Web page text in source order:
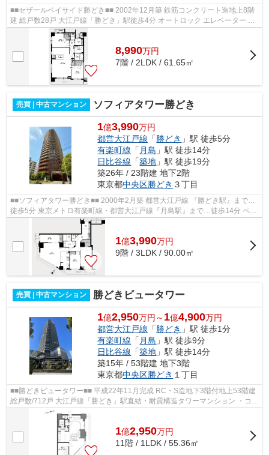
■■セザールベイサイド勝どき■■ 2002年12月築 鉄筋コンクリート造地上8階
建 総戸数28戸 大江戸線「勝どき」駅徒歩4分 オートロック エレベーター ペ
ット飼育可能
8,990万円
7階 / 2LDK / 61.65㎡
売買 | 中古マンション ソフィアタワー勝どき
1億3,990万円
都営大江戸線 「勝どき 」駅 徒歩5分
有楽町線 「 月島 」駅 徒歩14分
日比谷線 「築地 」駅 徒歩19分
築26年 / 23階建 地下2階
東京都中央区勝どき ３丁目
■■ソフィアタワー勝どき■■ 2000年2月築 都営大江戸線 『勝どき駅』まで…
徒歩5分 東京メトロ有楽町線・都営大江戸線『月島駅』まで…徒歩14分 ペッ
ト飼育／犬・猫1匹まで飼育可（細則...
1億3,990万円
9階 / 3LDK / 90.00㎡
売買 | 中古マンション 勝どきビュータワー
1億2,950万円～ 1億4,900万円
都営大江戸線 「 勝どき 」駅 徒歩1分
有楽町線 「 月島 」駅 徒歩9分
日比谷線 「築地 」駅 徒歩14分
築15年 / 53階建 地下3階
東京都中央区勝どき １丁目
■■勝どきビュータワー■■ 平成22年11月完成 RC・S造地下3階付地上53階建
総戸数/712戸 大江戸線「勝どき」駅直結・耐震構造タワーマンション ・コン
シェルジュサービス＆24時間有人...
1億2,950万円
11階 / 1LDK / 55.36㎡